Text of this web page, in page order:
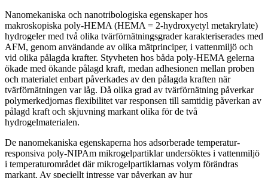
Nanomekaniska och nanotribologiska egenskaper hos
makroskopiska poly-HEMA (HEMA = 2-hydroxyetyl metakrylate)
hydrogeler med två olika tvärförnätningsgrader karakteriserades med
AFM, genom användande av olika mätprinciper, i vattenmiljö och
vid olika pålagda krafter. Styvheten hos båda poly-HEMA gelerna
ökade med ökande pålagd kraft, medan adhesionen mellan proben
och materialet enbart påverkades av den pålagda kraften när
tvärförnätningen var låg. Då olika grad av tvärförnätning påverkar
polymerkedjornas flexibilitet var responsen till samtidig påverkan av
pålagd kraft och skjuvning markant olika för de två
hydrogelmaterialen.
De nanomekaniska egenskaperna hos adsorberade temperatur-
responsiva poly-NIPAm mikrogelpartiklar undersöktes i vattenmiljö
i temperaturområdet där mikrogelpartiklarnas volym förändras
markant. Av speciellt intresse var påverkan av hur